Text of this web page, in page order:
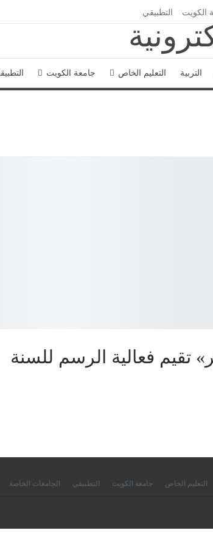
الكويت التطبيقي
التربية التعليم الخاص جامعة الكويت
تقيم فعالية الرسم للسنة
التعليم الخاص جامعة الكويت التطبيقي الجامعات الخاصة